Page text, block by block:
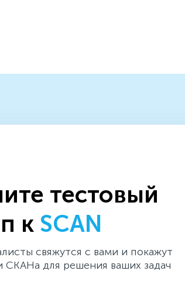
тестовый
к SCAN
свяжутся с вами и покажут
СКАНа для решения ваших задач